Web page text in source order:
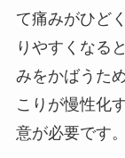
て痛みがひど
りやすくなる
みをかばうた
こりが慢性化
意が必要です。